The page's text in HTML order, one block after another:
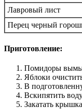
Лавровый лист
Перец черный
Приготовление:
Помидоры
Яблоки
В
Вскипятить
Закатать